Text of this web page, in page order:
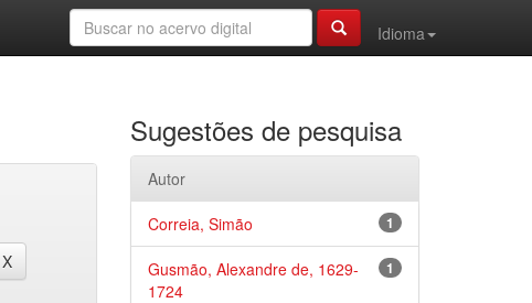
Idioma
Sugestões de pesquisa
Autor
1
Correia, Simão
1
Gusmão, Alexandre de, 1629-
1724